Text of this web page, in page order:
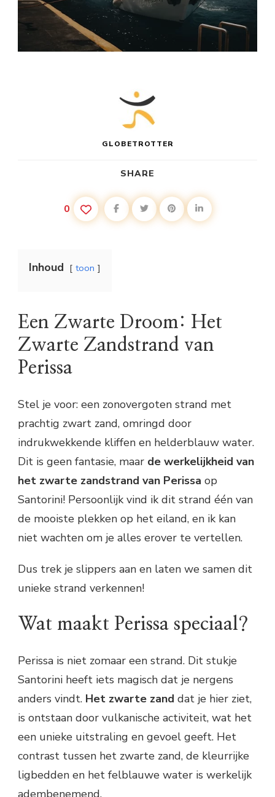
GLOBETROTTER
SHARE
0
Inhoud toon
Een Zwarte Droom: Het
Zwarte Zandstrand van
Perissa
Stel je voor: een zonovergoten strand met
prachtig zwart zand, omringd door
indrukwekkende kliffen en helderblauw water.
Dit is geen fantasie, maar de werkelijkheid van
het zwarte zandstrand van Perissa op
Santorini! Persoonlijk vind ik dit strand één van
de mooiste plekken op het eiland, en ik kan
niet wachten om je alles erover te vertellen.
Dus trek je slippers aan en laten we samen dit
unieke strand verkennen!
Wat maakt Perissa speciaal?
Perissa is niet zomaar een strand. Dit stukje
Santorini heeft iets magisch dat je nergens
anders vindt. Het zwarte zand dat je hier ziet,
is ontstaan door vulkanische activiteit, wat het
een unieke uitstraling en gevoel geeft. Het
contrast tussen het zwarte zand, de kleurrijke
ligbedden en het felblauwe water is werkelijk
adembenemend.